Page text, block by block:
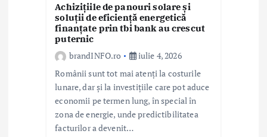
Achizițiile de panouri solare și
soluții de eficiență energetică
finanțate prin tbi bank au crescut
puternic
brandINFO.ro
iulie 4, 2026
Românii sunt tot mai atenți la costurile
lunare, dar și la investițiile care pot aduce
economii pe termen lung, în special în
zona de energie, unde predictibilitatea
facturilor a devenit…